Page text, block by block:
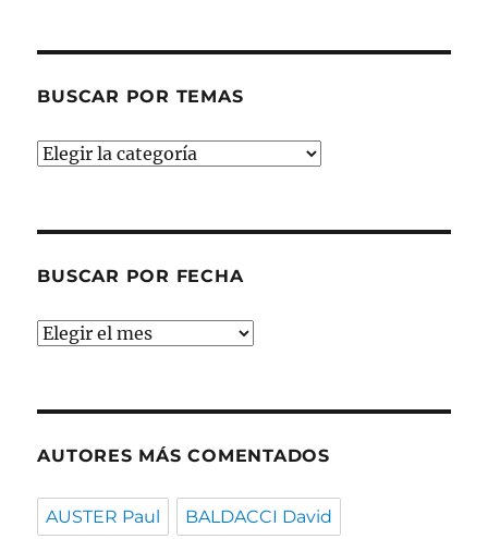
BUSCAR POR TEMAS
Buscar
BUSCAR POR FECHA
Buscar
AUTORES MÁS COMENTADOS
AUSTER Paul BALDACCI David